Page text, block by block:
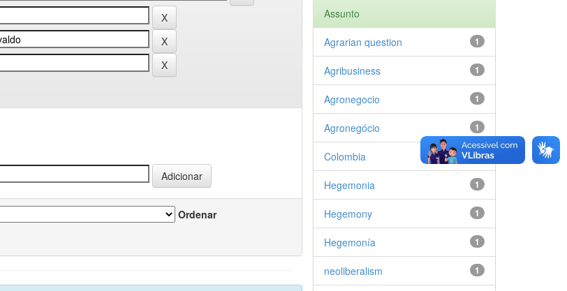
Ordenar
Assunto
1
Agrarian question
1
Agribusiness
1
Agronegocio
1
Agronegócio
1
Colombia
1
Hegemonia
1
Hegemony
1
Hegemonía
1
neoliberalism